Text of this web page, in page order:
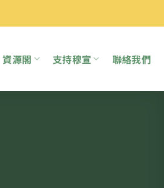
資源閣 支持穆宣 聯絡我們